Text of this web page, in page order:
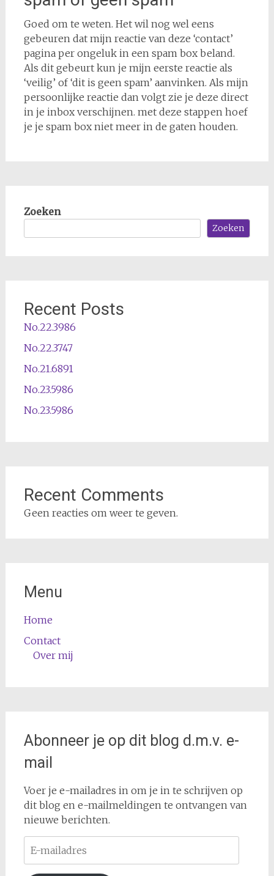
Goed om te weten. Het wil nog wel eens
gebeuren dat mijn reactie van deze ‘contact’
pagina per ongeluk in een spam box beland.
Als dit gebeurt kun je mijn eerste reactie als
‘veilig’ of ‘dit is geen spam’ aanvinken. Als mijn
persoonlijke reactie dan volgt zie je deze direct
in je inbox verschijnen. met deze stappen hoef
je je spam box niet meer in de gaten houden.
Zoeken
Zoeken
Recent Posts
No.22.3986
No.22.3747
No.21.6891
No.23.5986
No.23.5986
Recent Comments
Geen reacties om weer te geven.
Menu
Home
Contact
Over mij
Abonneer je op dit blog d.m.v. e-
mail
Voer je e-mailadres in om je in te schrijven op
dit blog en e-mailmeldingen te ontvangen van
nieuwe berichten.
mailadres